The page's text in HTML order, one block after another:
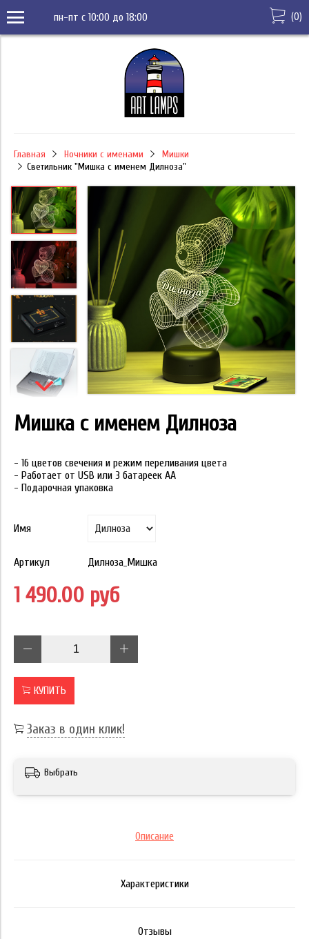
пн-пт с 10:00 до 18:00 (0)
Главная Ночники с именами
Мишки
Светильник "Мишка с именем Дилноза"
Мишка с именем Дилноза
- 16 цветов свечения и режим переливания цвета
- Работает от USB или 3 батареек АА
- Подарочная упаковка
Имя
Артикул Дилноза_Мишка
1 490.00 руб
КУПИТЬ
Заказ в один клик!
Выбрать
Описание
Характеристики
Отзывы